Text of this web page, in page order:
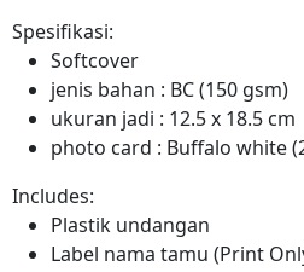
Spesifikasi:
Softcover
jenis bahan : BC (150 gsm)
ukuran jadi : 12.5 x 18.5 cm
photo card : Buffalo white
Includes:
Plastik undangan
Label nama tamu (Print